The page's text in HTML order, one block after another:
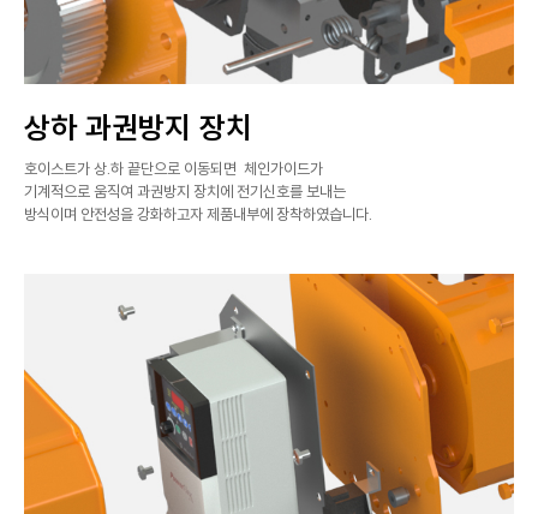
상하 과권방지 장치
호이스트가 상.하 끝단으로 이동되면 체인가이드가
기계적으로 움직여 과권방지 장치에 전기신호를 보내는
방식이며 안전성을 강화하고자 제품내부에 장착하였습니다.